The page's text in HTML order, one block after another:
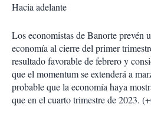
Hacia adelante
Los economistas de Banorte prevén
economía al cierre del primer
resultado favorable de febrero y
que el momentum se extenderá a
probable que la economía haya
que en el cuarto trimestre de 2023.